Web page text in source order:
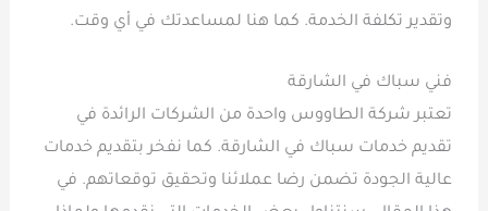
وتقدير تكلفة الخدمة. كما هنا لمساعدتك في أي وقت.
فني سباك في الشارقة
تعتبر شركة الطاووس واحدة من الشركات الرائدة في
تقديم خدمات سباك في الشارقة. كما نفخر بتقديم خدمات
عالية الجودة تضمن رضا عملائنا وتحقيق توقعاتهم. في